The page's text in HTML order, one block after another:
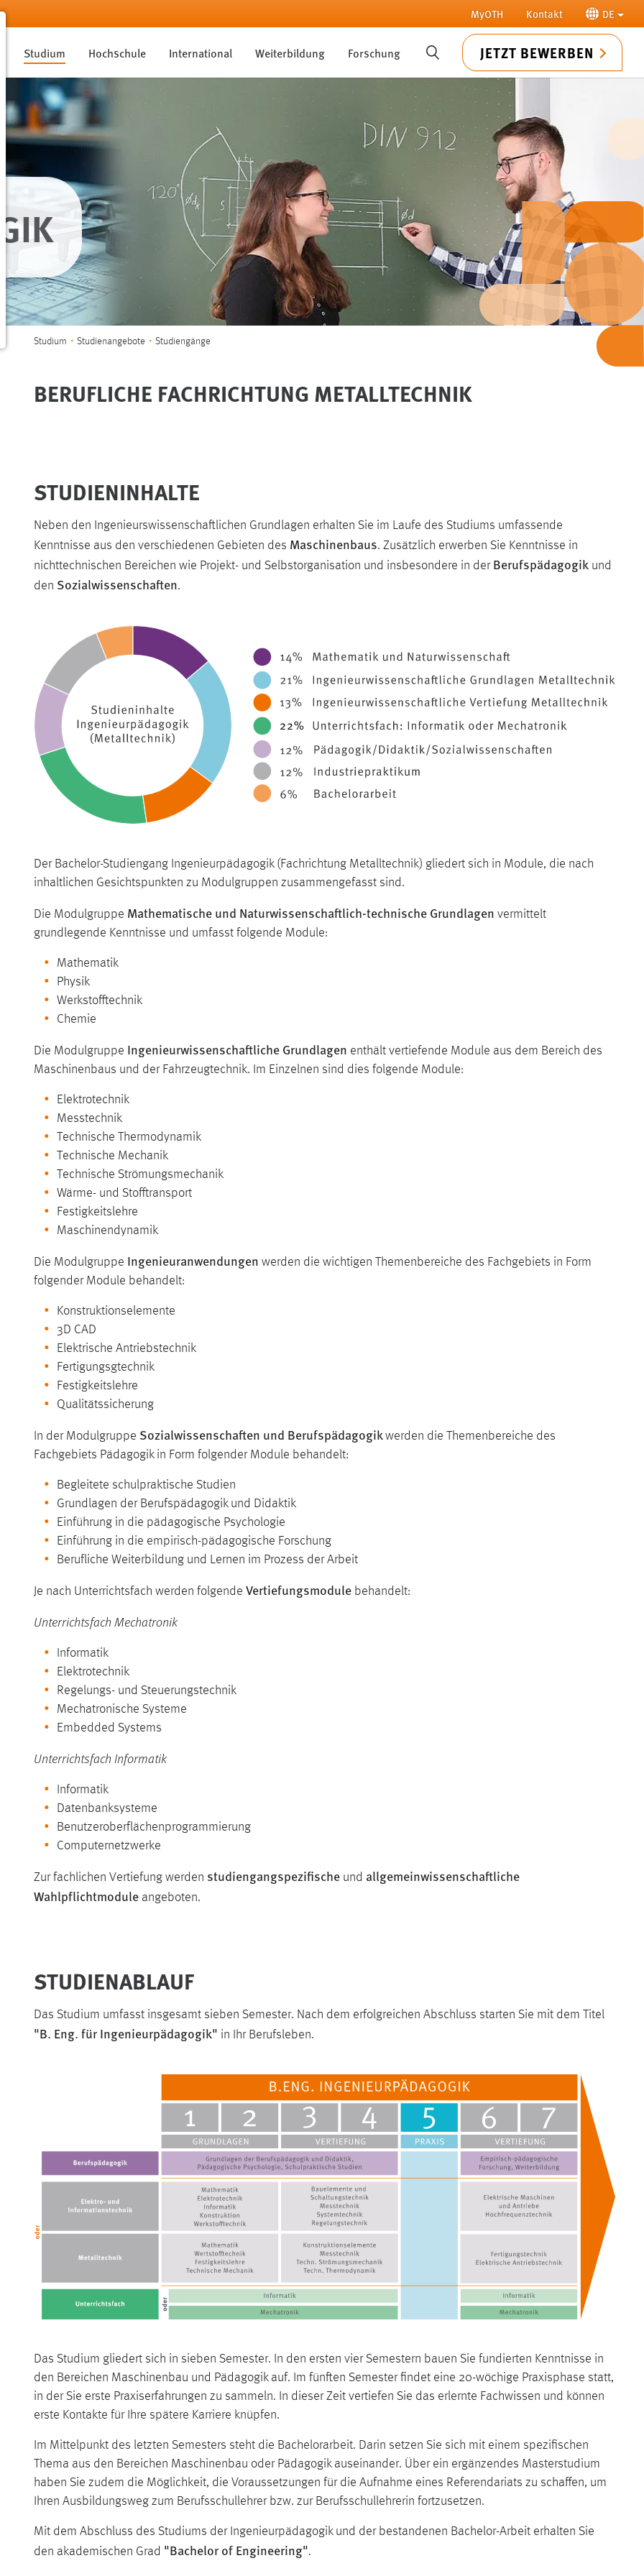
MyOTH Kontakt DE
Studium Hochschule International Weiterbildung Forschung SUCHE JETZT BEWERBEN
Sie sind hier:
Studium Studienangebote Studiengänge
BERUFLICHE FACHRICHTUNG METALLTECHNIK
STUDIENINHALTE
Neben den Ingenieurswissenschaftlichen Grundlagen erhalten Sie im Laufe des Studiums umfassende
Kenntnisse aus den verschiedenen Gebieten des Maschinenbaus. Zusätzlich erwerben Sie Kenntnisse in
nichttechnischen Bereichen wie Projekt- und Selbstorganisation und insbesondere in der Berufspädagogik und
den Sozialwissenschaften.
Der Bachelor-Studiengang Ingenieurpädagogik (Fachrichtung Metalltechnik) gliedert sich in Module, die nach
inhaltlichen Gesichtspunkten zu Modulgruppen zusammengefasst sind.
Die Modulgruppe Mathematische und Naturwissenschaftlich-technische Grundlagen vermittelt
grundlegende Kenntnisse und umfasst folgende Module:
Mathematik
Physik
Werkstofftechnik
Chemie
Die Modulgruppe Ingenieurwissenschaftliche Grundlagen enthält vertiefende Module aus dem Bereich des
Maschinenbaus und der Fahrzeugtechnik. Im Einzelnen sind dies folgende Module:
Elektrotechnik
Messtechnik
Technische Thermodynamik
Technische Mechanik
Technische Strömungsmechanik
Wärme- und Stofftransport
Festigkeitslehre
Maschinendynamik
Die Modulgruppe Ingenieuranwendungen werden die wichtigen Themenbereiche des Fachgebiets in Form
folgender Module behandelt:
Konstruktionselemente
3D CAD
Elektrische Antriebstechnik
Fertigungsgtechnik
Festigkeitslehre
Qualitätssicherung
In der Modulgruppe Sozialwissenschaften und Berufspädagogikwerden die Themenbereiche des
Fachgebiets Pädagogik in Form folgender Module behandelt:
Begleitete schulpraktische Studien
Grundlagen der Berufspädagogik und Didaktik
Einführung in die pädagogische Psychologie
Einführung in die empirisch-pädagogische Forschung
Berufliche Weiterbildung und Lernen im Prozess der Arbeit
Je nach Unterrichtsfach werden folgende Vertiefungsmodule behandelt:
Unterrichtsfach Mechatronik
Informatik
Elektrotechnik
Regelungs- und Steuerungstechnik
Mechatronische Systeme
Embedded Systems
Unterrichtsfach Informatik
Informatik
Datenbanksysteme
Benutzeroberflächenprogrammierung
Computernetzwerke
Zur fachlichen Vertiefung werden studiengangspezifische und allgemeinwissenschaftliche
Wahlpflichtmodule angeboten.
STUDIENABLAUF
Das Studium umfasst insgesamt sieben Semester. Nach dem erfolgreichen Abschluss starten Sie mit dem Titel
"B. Eng. für Ingenieurpädagogik" in Ihr Berufsleben.
Das Studium gliedert sich in sieben Semester. In den ersten vier Semestern bauen Sie fundierten Kenntnisse in
den Bereichen Maschinenbau und Pädagogik auf. Im fünften Semester findet eine 20-wöchige Praxisphase statt,
in der Sie erste Praxiserfahrungen zu sammeln. In dieser Zeit vertiefen Sie das erlernte Fachwissen und können
erste Kontakte für Ihre spätere Karriere knüpfen.
Im Mittelpunkt des letzten Semesters steht die Bachelorarbeit. Darin setzen Sie sich mit einem spezifischen
Thema aus den Bereichen Maschinenbau oder Pädagogik auseinander. Über ein ergänzendes Masterstudium
haben Sie zudem die Möglichkeit, die Voraussetzungen für die Aufnahme eines Referendariats zu schaffen, um
Ihren Ausbildungsweg zum Berufsschullehrer bzw. zur Berufsschullehrerin fortzusetzen.
Mit dem Abschluss des Studiums der Ingenieurpädagogik und der bestandenen Bachelor-Arbeit erhalten Sie
den akademischen Grad "Bachelor of Engineering".